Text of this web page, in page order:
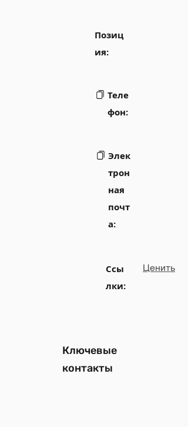
Позиц
ия:
Теле
фон:
Элек
трон
ная
почт
а:
Ссы
лки:
Ценить
Ключевые
контакты